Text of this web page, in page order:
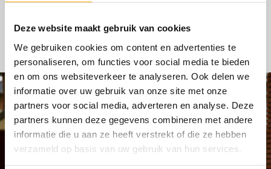
Deze website maakt gebruik van cookies
We gebruiken cookies om content en advertenties te
personaliseren, om functies voor social media te bieden
en om ons websiteverkeer te analyseren. Ook delen we
informatie over uw gebruik van onze site met onze
partners voor social media, adverteren en analyse. Deze
partners kunnen deze gegevens combineren met andere
informatie die u aan ze heeft verstrekt of die ze hebben
verzameld op basis van uw gebruik van hun services.